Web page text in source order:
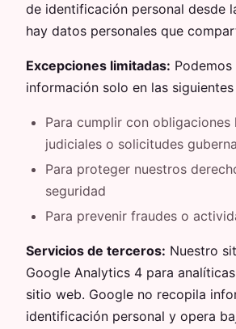
de identificación personal desde
hay datos personales que
Excepciones limitadas:
información solo en las
Para cumplir con obligaciones
judiciales o solicitudes
Para proteger nuestros
seguridad
Para prevenir fraudes o
Servicios de terceros: Nuestro
Google Analytics 4 para
sitio web. Google no recopila
identificación personal y opera